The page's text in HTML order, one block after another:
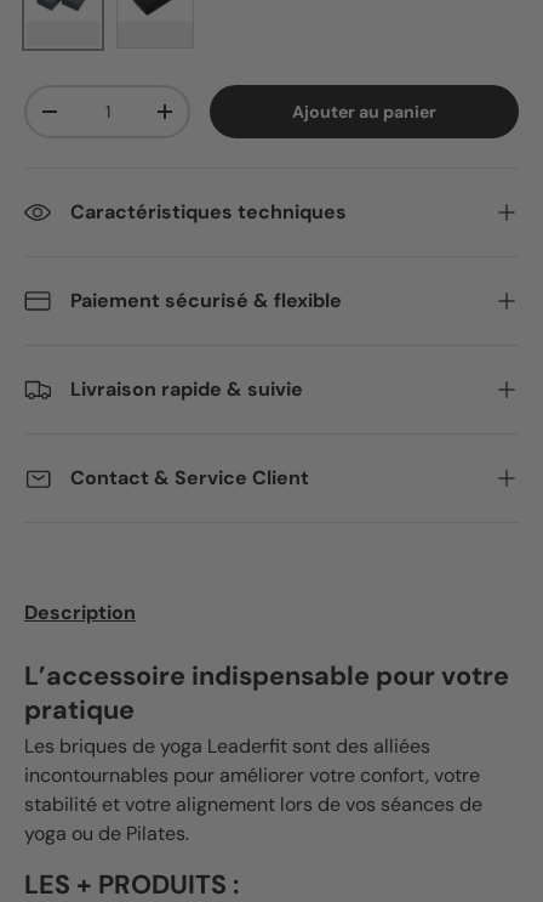
Gris
Diminuer la quantitéAugmenter la quantitéAjouter au panier
Caractéristiques techniques
Paiement sécurisé & flexible
Livraison rapide & suivie
Contact & Service Client
Description
L’accessoire indispensable pour votre
pratique
Les briques de yoga Leaderfit sont des alliées
incontournables pour améliorer votre confort, votre
stabilité et votre alignement lors de vos séances de
yoga ou de Pilates.
LES + PRODUITS :